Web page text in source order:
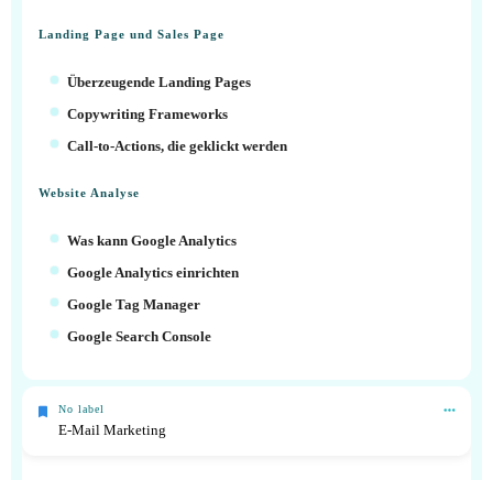
Landing Page und Sales Page
Überzeugende Landing Pages
Copywriting Frameworks
Call-to-Actions, die geklickt werden
Website Analyse
Was kann Google Analytics
Google Analytics einrichten
Google Tag Manager
Google Search Console
No label
E-Mail Marketing